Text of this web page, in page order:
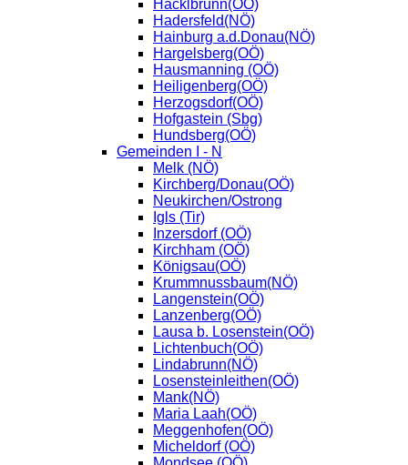
Hacklbrunn(OÖ)
Hadersfeld(NÖ)
Hainburg a.d.Donau(NÖ)
Hargelsberg(OÖ)
Hausmanning (OÖ)
Heiligenberg(OÖ)
Herzogsdorf(OÖ)
Hofgastein (Sbg)
Hundsberg(OÖ)
Gemeinden I - N
Melk (NÖ)
Kirchberg/Donau(OÖ)
Neukirchen/Ostrong
Igls (Tir)
Inzersdorf (OÖ)
Kirchham (OÖ)
Königsau(OÖ)
Krummnussbaum(NÖ)
Langenstein(OÖ)
Lanzenberg(OÖ)
Lausa b. Losenstein(OÖ)
Lichtenbuch(OÖ)
Lindabrunn(NÖ)
Losensteinleithen(OÖ)
Mank(NÖ)
Maria Laah(OÖ)
Meggenhofen(OÖ)
Micheldorf (OÖ)